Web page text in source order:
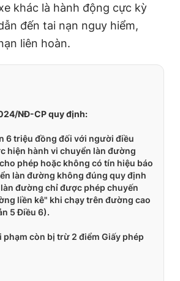
khác là hành động cực kỳ
đến tai nạn nguy hiểm,
liên hoàn.
NĐ-CP quy định:
6 triệu đồng đối với người điều
hiện hành vi chuyển làn đường
phép hoặc không có tín hiệu báo
làn đường không đúng quy định
đường chỉ được phép chuyến
liền kê" khi chạy trên đường cao
5 Điều 6).
phạm còn bị trừ 2 điểm Giấy phép